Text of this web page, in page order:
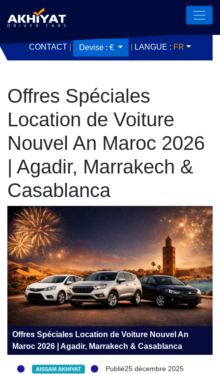
CONTACT Devise :€ LANGUE : FR
Offres Spéciales
Location de Voiture
Nouvel An Maroc 2026
| Agadir, Marrakech &
Casablanca
Offres Spéciales Location de Voiture Nouvel An
Maroc 2026 | Agadir, Marrakech & Casablanca
AISSAM AKHIYAT Publié25 décembre 2025